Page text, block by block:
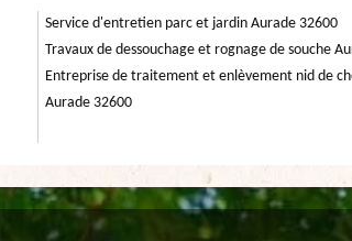
Service d'entretien parc et jardin Aurade 32600
Travaux de dessouchage et rognage de souche
Entreprise de traitement et enlèvement nid de
Aurade 32600